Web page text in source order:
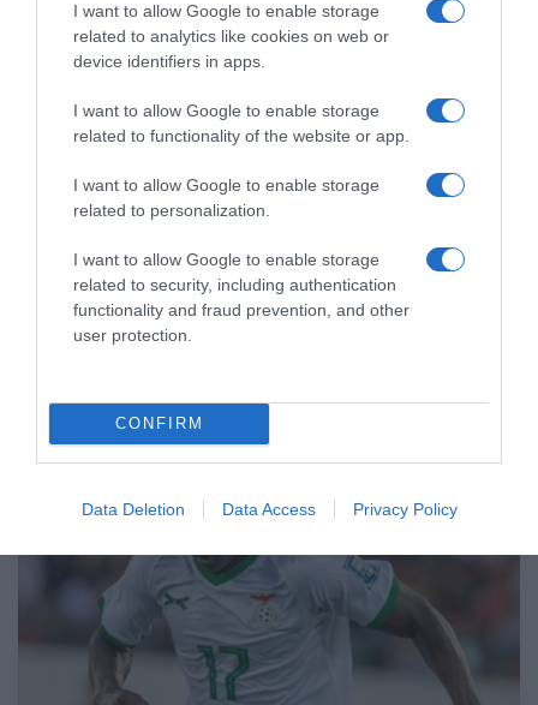
I want to allow Google to enable storage
related to analytics like cookies on web or
device identifiers in apps.
I want to allow Google to enable storage
related to functionality of the website or app.
I want to allow Google to enable storage
related to personalization.
I want to allow Google to enable storage
related to security, including authentication
functionality and fraud prevention, and other
user protection.
CONFIRM
Data Deletion Data Access Privacy Policy
ΑΘΛΗΤΙΚΑ
Παγκόσμιο Κ20: Ασημένιο μετάλλιο
στο μήκος για την Έβελυν
Μητροπούλου – Το άλμα των 6,44
μέτρων που την ανέβασε στο βάθρο
Η αθλήτρια κατέκτησε το πρώτο ελληνικό μετάλλιο στο